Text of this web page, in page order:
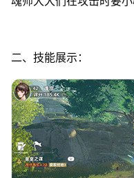
二、技能展示：